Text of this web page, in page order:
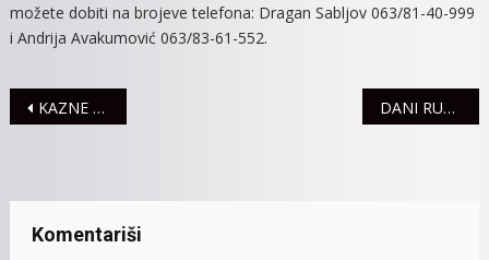
možete dobiti na brojeve telefona: Dragan Sabljov 063/81-40-999
i Andrija Avakumović 063/83-61-552.
Navigacija
KAZNE ZBOG VOŽNjE POD UTICAJEM OPOJNIH DROGA DANI RUSKE KULTURE OD 15. DO 25. JANUARA
Komentariši